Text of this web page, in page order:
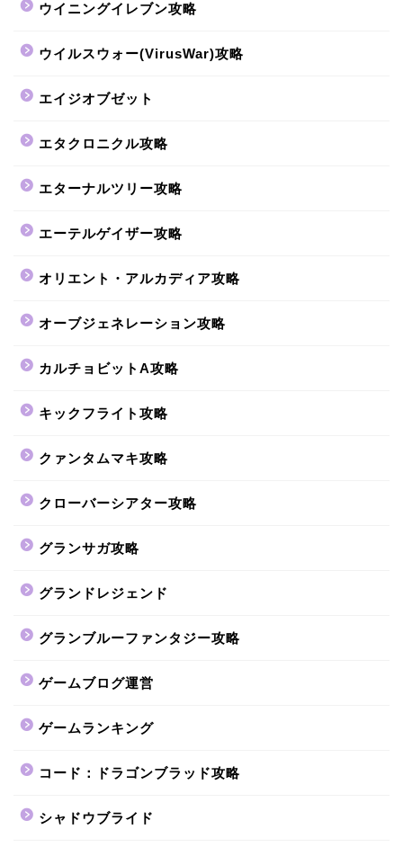
ウイニングイレブン攻略
ウイルスウォー(VirusWar)攻略
エイジオブゼット
エタクロニクル攻略
エターナルツリー攻略
エーテルゲイザー攻略
オリエント・アルカディア攻略
オーブジェネレーション攻略
カルチョビットA攻略
キックフライト攻略
クァンタムマキ攻略
クローバーシアター攻略
グランサガ攻略
グランドレジェンド
グランブルーファンタジー攻略
ゲームブログ運営
ゲームランキング
コード：ドラゴンブラッド攻略
シャドウブライド